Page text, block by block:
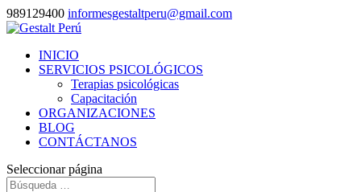
989129400 informesgestaltperu@gmail.com
INICIO
SERVICIOS PSICOLÓGICOS
Terapias psicológicas
Capacitación
ORGANIZACIONES
BLOG
CONTÁCTANOS
Seleccionar página